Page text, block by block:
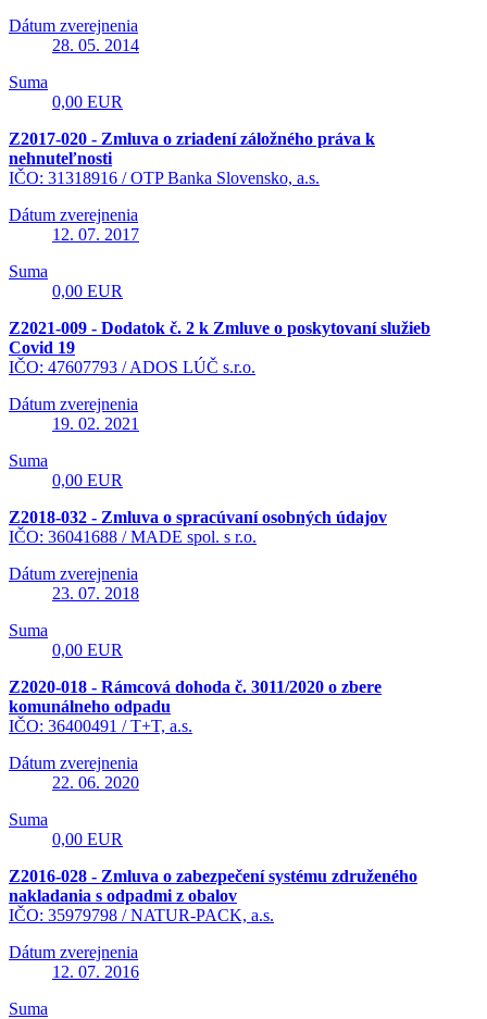
Dátum zverejnenia
28. 05. 2014
Suma
0,00 EUR
Z2017-020 - Zmluva o zriadení záložného práva k
nehnuteľnosti
IČO: 31318916 /OTP Banka Slovensko, a.s.
Dátum zverejnenia
12. 07. 2017
Suma
0,00 EUR
Z2021-009 - Dodatok č. 2 k Zmluve o poskytovaní služieb
Covid 19
IČO: 47607793 /ADOS LÚČ s.r.o.
Dátum zverejnenia
19. 02. 2021
Suma
0,00 EUR
Z2018-032 - Zmluva o spracúvaní osobných údajov
IČO: 36041688 /MADE spol. s r.o.
Dátum zverejnenia
23. 07. 2018
Suma
0,00 EUR
Z2020-018 - Rámcová dohoda č. 3011/2020 o zbere
komunálneho odpadu
IČO: 36400491 /T+T, a.s.
Dátum zverejnenia
22. 06. 2020
Suma
0,00 EUR
Z2016-028 - Zmluva o zabezpečení systému združeného
nakladania s odpadmi z obalov
IČO: 35979798 /NATUR-PACK, a.s.
Dátum zverejnenia
12. 07. 2016
Suma